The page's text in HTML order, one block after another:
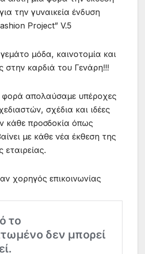
την γυναικεία ένδυση
Project” V.5
μόδα, καινοτομία και
στην καρδιά του Γενάρη!!!
φορά απολαύσαμε υπέροχες
σχέδια και ιδέες
κάθε προσδοκία όπως
με κάθε νέα έκθεση της
εταιρείας.
χορηγός επικοινωνίας